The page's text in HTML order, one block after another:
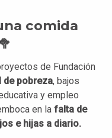
comida
de Fundación
de pobreza, bajos
y empleo
en la falta de
e hijas a diario.